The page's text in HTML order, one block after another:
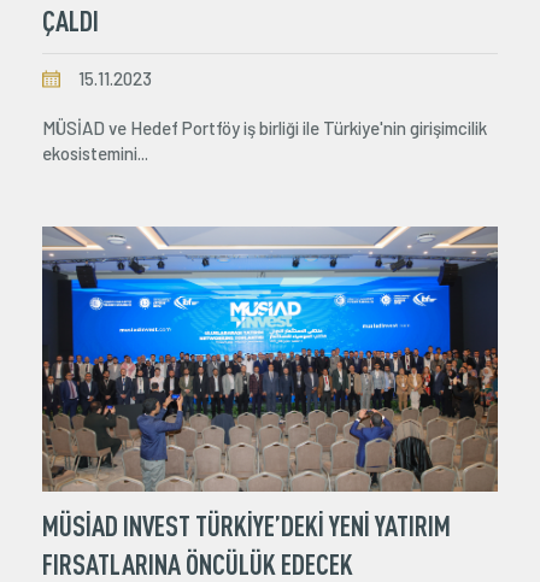
ÇALDI
15.11.2023
MÜSİAD ve Hedef Portföy iş birliği ile Türkiye'nin girişimcilik
ekosistemini...
MÜSİAD INVEST TÜRKİYE’DEKİ YENİ YATIRIM
FIRSATLARINA ÖNCÜLÜK EDECEK